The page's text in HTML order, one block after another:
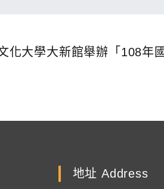
大學大新館舉辦「108年
地址 Address